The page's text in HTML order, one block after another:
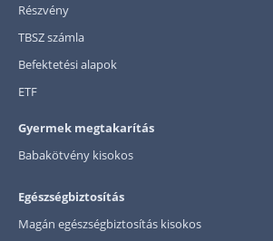
Részvény
TBSZ számla
Befektetési alapok
ETF
Gyermek megtakarítás
Babakötvény kisokos
Egészségbiztosítás
Magán egészségbiztosítás kisokos